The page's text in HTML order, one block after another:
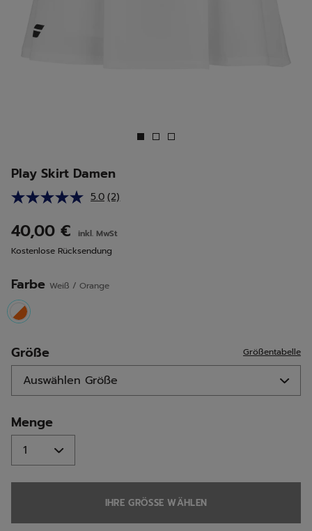
Play Skirt Damen
5.0 2
Link
auf
derselben
(2)
40,00 €
inkl. MwSt
Kostenlose Rücksendung
Farbe Weiß / Orange
selected
Größe Größentabelle
Menge
IHRE GRÖSSE WÄHLEN